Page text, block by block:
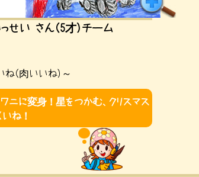
せい さん（5才）チーム
（肉いいね）～
ニに変身！星をつかむ、クリスマス
ね！